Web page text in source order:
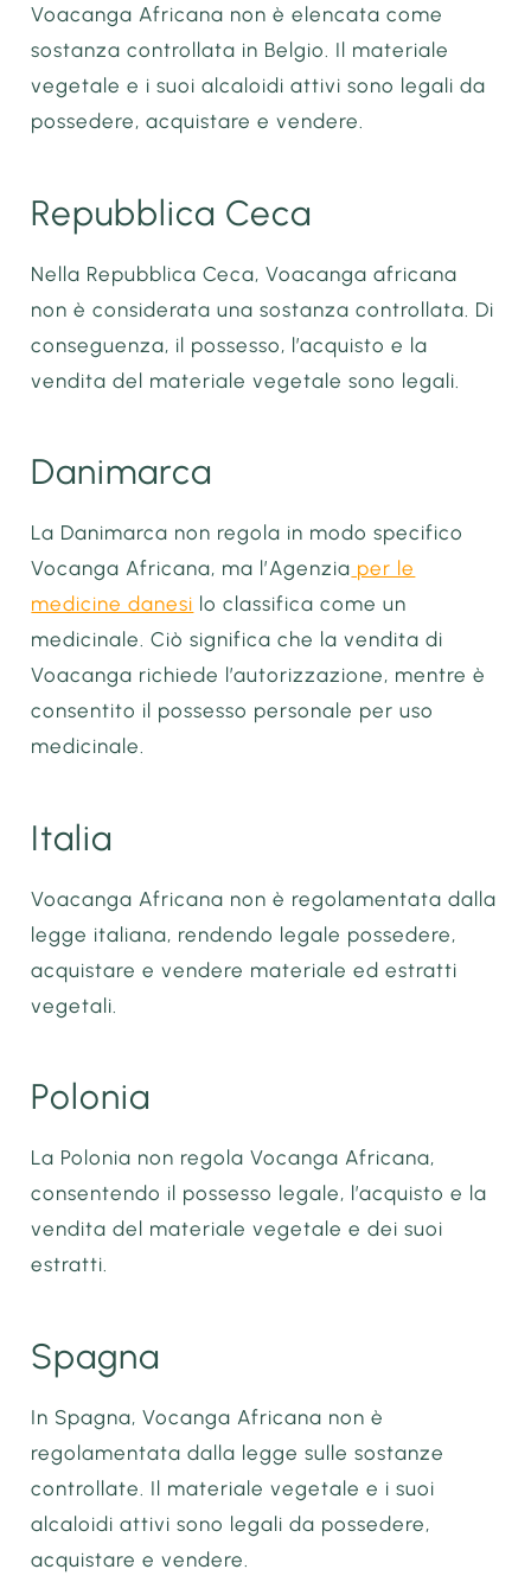
Voacanga Africana non è elencata come
sostanza controllata in Belgio. Il materiale
vegetale e i suoi alcaloidi attivi sono legali da
possedere, acquistare e vendere.
Repubblica Ceca
Nella Repubblica Ceca, Voacanga africana
non è considerata una sostanza controllata. Di
conseguenza, il possesso, l’acquisto e la
vendita del materiale vegetale sono legali.
Danimarca
La Danimarca non regola in modo specifico
Vocanga Africana, ma l’Agenzia per le
medicine danesi lo classifica come un
medicinale. Ciò significa che la vendita di
Voacanga richiede l’autorizzazione, mentre è
consentito il possesso personale per uso
medicinale.
Italia
Voacanga Africana non è regolamentata dalla
legge italiana, rendendo legale possedere,
acquistare e vendere materiale ed estratti
vegetali.
Polonia
La Polonia non regola Vocanga Africana,
consentendo il possesso legale, l’acquisto e la
vendita del materiale vegetale e dei suoi
estratti.
Spagna
In Spagna, Vocanga Africana non è
regolamentata dalla legge sulle sostanze
controllate. Il materiale vegetale e i suoi
alcaloidi attivi sono legali da possedere,
acquistare e vendere.